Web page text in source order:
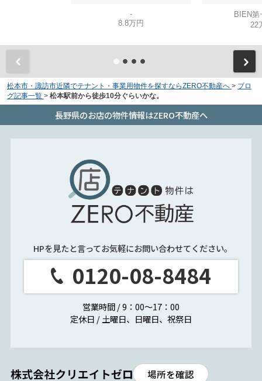
-
8.8万円
BIEN
22
松本市・諏訪市近隣でテナント・事業用物件を探すならZERO不動産へ > ブロ
グ記事一覧 > 松本駅前から徒歩10分ぐらいかな。
長野県のお店の物件情報はZERO不動産へ
HPを見たと言ってお気軽にお問い合わせてください。
0120-08-8484
営業時間 / 9：00～17：00
定休日 / 土曜日、日曜日、祝祭日
場所を確認